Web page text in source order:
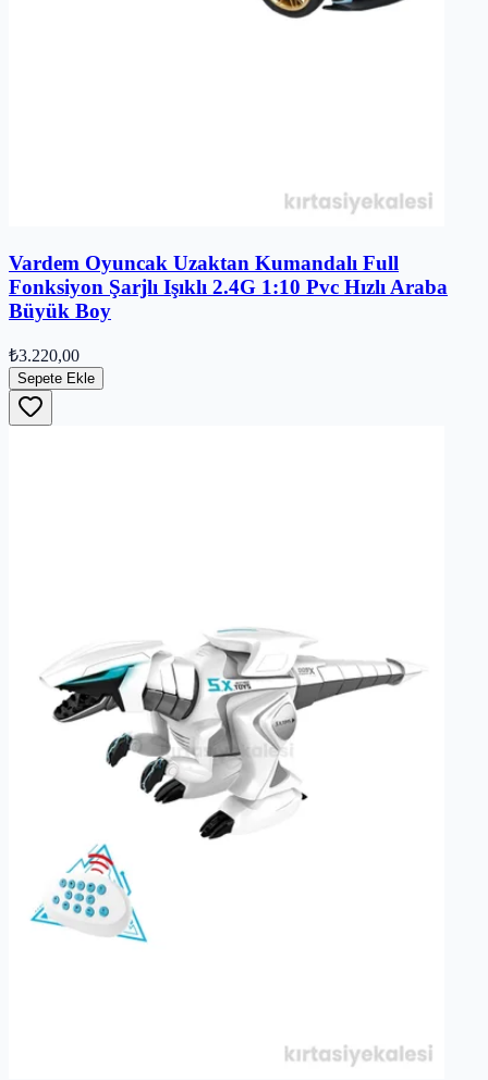
Vardem Oyuncak Uzaktan Kumandalı Full
Fonksiyon Şarjlı Işıklı 2.4G 1:10 Pvc Hızlı Araba
Büyük Boy
₺3.220,00
Sepete Ekle